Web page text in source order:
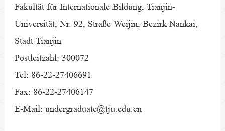
Fakultät für Internationale Bildung, Tianjin-
Universität, Nr. 92, Straße Weijin, Bezirk Nankai,
Stadt Tianjin
Postleitzahl: 300072
Tel: 86-22-27406691
Fax: 86-22-27406147
E-Mail: undergraduate@tju.edu.cn